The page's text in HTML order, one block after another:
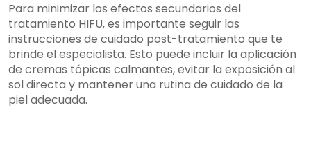
Para minimizar los efectos secundarios del
tratamiento HIFU, es importante seguir las
instrucciones de cuidado post-tratamiento que te
brinde el especialista. Esto puede incluir la aplicación
de cremas tópicas calmantes, evitar la exposición al
sol directa y mantener una rutina de cuidado de la
piel adecuada.